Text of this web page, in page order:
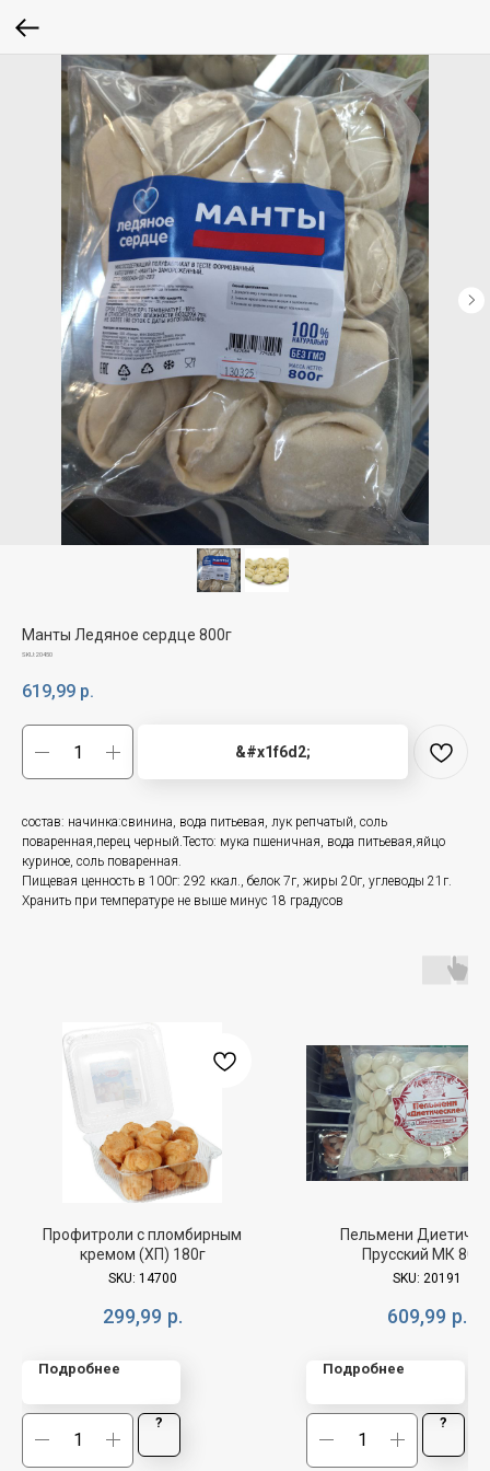
Манты Ледяное сердце 800г
SKU:20450
619,99 р.
&#x1f6d2;
состав: начинка:свинина, вода питьевая, лук репчатый, соль
поваренная,перец черный.Тесто: мука пшеничная, вода питьевая,яйцо
куриное, соль поваренная.
Пищевая ценность в 100г: 292 ккал., белок 7г, жиры 20г, углеводы 21г.
Хранить при температуре не выше минус 18 градусов
Профитроли с пломбирным
кремом (ХП) 180г
SKU: 14700
299,99 р.
Подробнее
?
Пельмени
Прусский МК 800г
SKU: 20191
609,99 р.
Подробнее
?